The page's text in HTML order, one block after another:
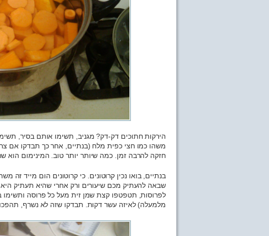
הירקות חתוכים דק-דק? מגניב, תשימו אותם בסיר,
משהו כמו חצי כפית מלח (בנתיים, אחר כך תבדקו אם
חזקה להרבה זמן. כמה שיותר יותר טוב. המינימום הוא
בנתיים, בואו נכין קרוטונים. כי קרוטונים הום מייד
שבאה להעתיק מכם שיעורים ורק אחרי שהיא תעתיק
לפרוסות, תטפטפו קצת שמן זית מעל כל פרוסה ותשימו
מלמעלה) לאיזה עשר דקות. תבדקו שזה לא נשרף,